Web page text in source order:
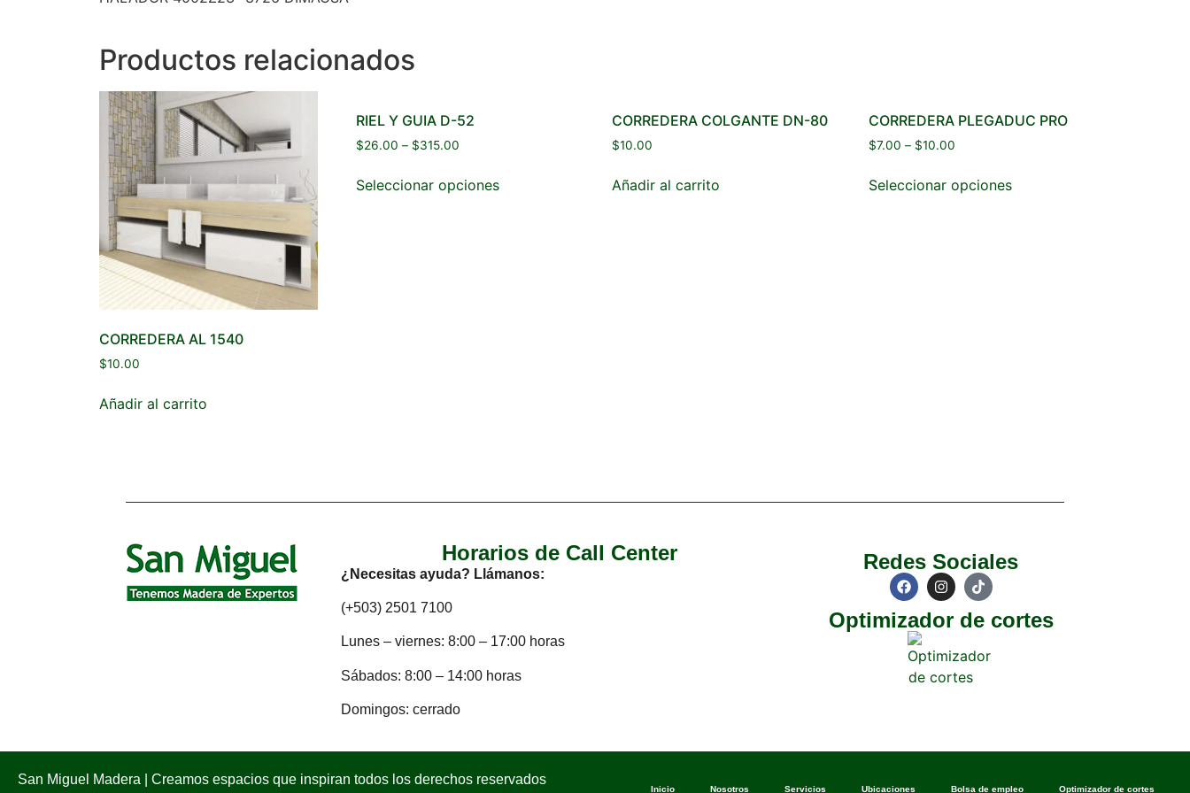
Productos relacionados
CORREDERA AL 1540
$10.00
Añadir al carrito
RIEL Y GUIA D-52
$26.00 – $315.00
Seleccionar opciones
CORREDERA COLGANTE DN-80
$10.00
Añadir al carrito
CORREDERA PLEGADUC PRO
$7.00 – $10.00
Seleccionar opciones
Horarios de Call Center
¿Necesitas ayuda? Llámanos:
(+503) 2501 7100
Lunes – viernes: 8:00 – 17:00 horas
Sábados: 8:00 – 14:00 horas
Domingos: cerrado
Redes Sociales
Optimizador de cortes
San Miguel Madera | Creamos espacios que inspiran todos los derechos reservados
Inicio Nosotros Servicios Ubicaciones Bolsa de empleo Optimizador de cortes